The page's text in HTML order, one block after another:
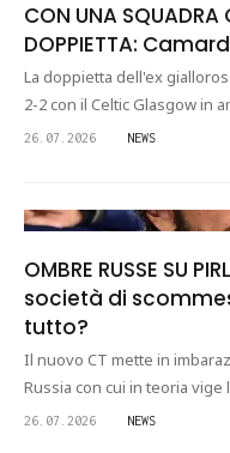
CON UNA SQUADRA
DOPPIETTA:
La doppietta dell'ex
2-2 con il Celtic Glasgow in
26.07.2026 NEWS
OMBRE RUSSE SU
società di
tutto?
Il nuovo CT mette in
Russia con cui in teoria
26.07.2026 NEWS